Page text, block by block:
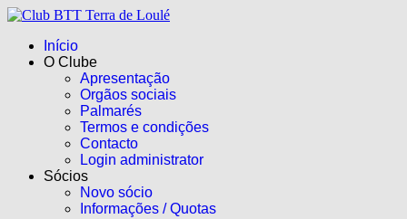
Início
O Clube
Apresentação
Orgãos sociais
Palmarés
Termos e condições
Contacto
Login administrator
Sócios
Novo sócio
Informações / Quotas